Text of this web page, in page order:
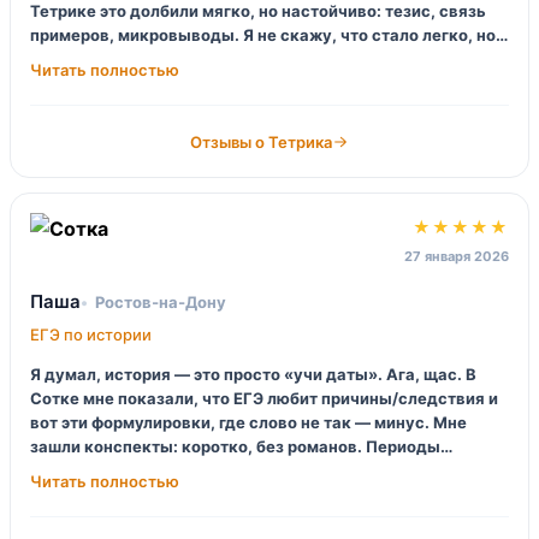
Тетрике это долбили мягко, но настойчиво: тезис, связь
примеров, микровыводы. Я не скажу, что стало легко, но
стало понятно, за что реально ставят баллы.
Единственное, хотелось бы чуть больше проверок именно
Отзывы о Тетрика
★★★★★
27 января 2026
Паша
Ростов‑на‑Дону
ЕГЭ по истории
Я думал, история — это просто «учи даты». Ага, щас. В
Сотке мне показали, что ЕГЭ любит причины/следствия и
вот эти формулировки, где слово не так — минус. Мне
зашли конспекты: коротко, без романов. Периоды
привязали к картинкам и историям, звучит тупо, но
запоминается. Куратор иногда отвечает с задержкой, но в